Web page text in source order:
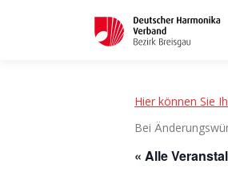
Hier können Sie
Bei
« Alle